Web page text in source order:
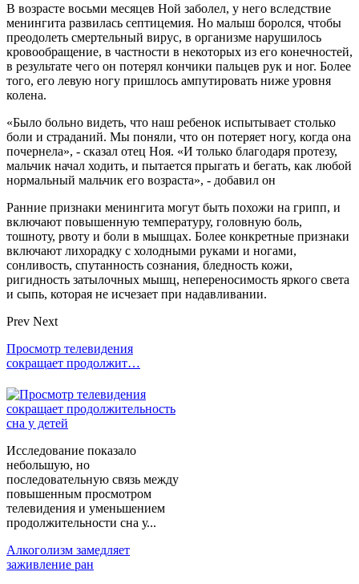
В возрасте восьми месяцев Ной заболел, у него вследствие
менингита развилась септицемия. Но малыш боролся, чтобы
преодолеть смертельный вирус, в организме нарушилось
кровообращение, в частности в некоторых из его конечностей,
в результате чего он потерял кончики пальцев рук и ног. Более
того, его левую ногу пришлось ампутировать ниже уровня
колена.
«Было больно видеть, что наш ребенок испытывает столько
боли и страданий. Мы поняли, что он потеряет ногу, когда она
почернела», - сказал отец Ноя. «И только благодаря протезу,
мальчик начал ходить, и пытается прыгать и бегать, как любой
нормальный мальчик его возраста», - добавил он
Ранние признаки менингита могут быть похожи на грипп, и
включают повышенную температуру, головную боль,
тошноту, рвоту и боли в мышцах. Более конкретные признаки
включают лихорадку с холодными руками и ногами,
сонливость, спутанность сознания, бледность кожи,
ригидность затылочных мышц, непереносимость яркого света
и сыпь, которая не исчезает при надавливании.
Prev Next
Просмотр телевидения
сокращает продолжит…
Исследование показало
небольшую, но
последовательную связь между
повышенным просмотром
телевидения и уменьшением
продолжительности сна у...
Алкоголизм замедляет
заживление ран